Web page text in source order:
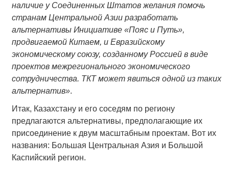
наличие у Соединенных Штатов желания помочь
странам Центральной Азии разработать
альтернативы Инициативе «Пояс и Путь»,
продвигаемой Китаем, и Евразийскому
экономическому союзу, созданному Россией в виде
проектов межрегионального экономического
сотрудничества. ТКТ может явиться одной из таких
альтернатив».
Итак, Казахстану и его соседям по региону
предлагаются альтернативы, предполагающие их
присоединение к двум масштабным проектам. Вот их
названия: Большая Центральная Азия и Большой
Каспийский регион.